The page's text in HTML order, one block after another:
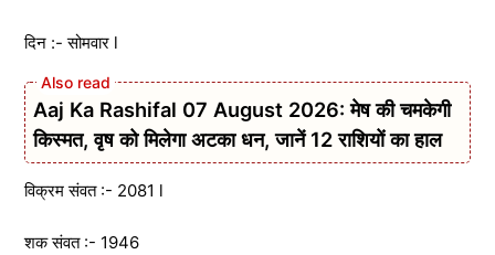
दिन :- सोमवार l
Aaj Ka Rashifal 07 August 2026: मेष की चमकेगी
किस्मत, वृष को मिलेगा अटका धन, जानें 12 राशियों का हाल
विक्रम संवत :- 2081 l
शक संवत :- 1946